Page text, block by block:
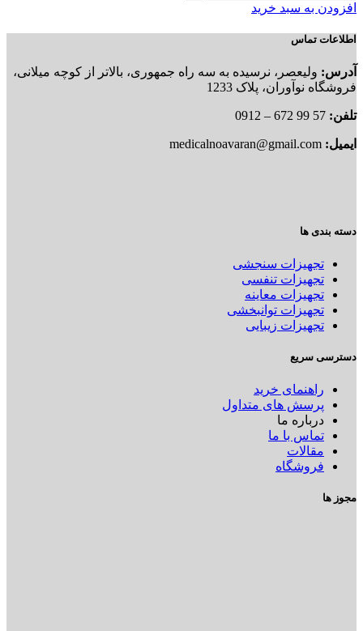
افزودن به سبد خرید
اطلاعات تماس
آدرس: ولیعصر، نرسیده به سه راه جمهوری، بالاتر از کوچه میلانی،
فروشگاه نوآوران، پلاک 1233
تلفن: 57 99 672 – 0912
ایمیل:
دسته بندی ها
تجهیزات سنجشی
تجهیزات تنفسی
تجهیزات معاینه
تجهیزات توانبخشی
تجهیزات زیبایی
دسترسی سریع
راهنمای خرید
پرسش های متداول
درباره ما
تماس با ما
مقالات
فروشگاه
مجوز ها